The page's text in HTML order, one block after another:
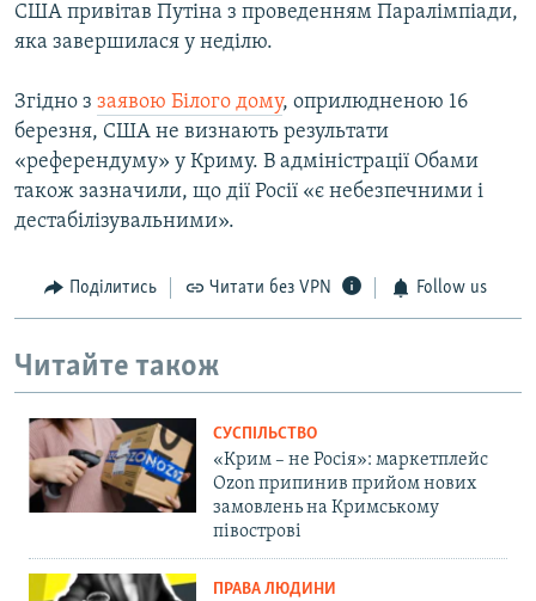
США привітав Путіна з проведенням Паралімпіади,
яка завершилася у неділю.
Згідно з заявою Білого дому, оприлюдненою 16
березня, США не визнають результати
«референдуму» у Криму. В адміністрації Обами
також зазначили, що дії Росії «є небезпечними і
дестабілізувальними».
Поділитись Читати без VPN Follow us
Читайте також
СУСПІЛЬСТВО
«Крим – не Росія»: маркетплейс
Ozon припинив прийом нових
замовлень на Кримському
півострові
ПРАВА ЛЮДИНИ